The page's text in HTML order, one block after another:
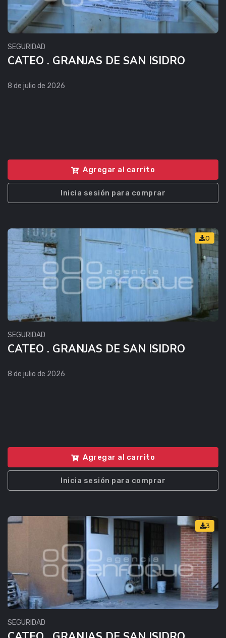
SEGURIDAD
CATEO . GRANJAS DE SAN ISIDRO
8 de julio de 2026
Agregar al carrito
Inicia sesión para comprar
0
SEGURIDAD
CATEO . GRANJAS DE SAN ISIDRO
8 de julio de 2026
Agregar al carrito
Inicia sesión para comprar
3
SEGURIDAD